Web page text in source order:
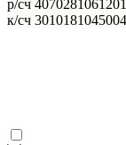
р/сч
к/сч